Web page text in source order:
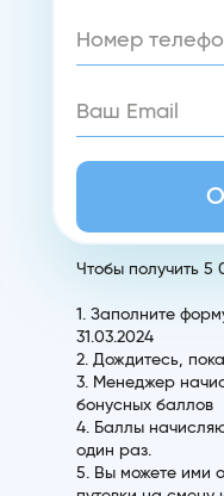
Чтобы получить 5
1. Заполните
31.03.2024
2. Дождитесь,
3. Менеджер
бонусных баллов
4. Баллы
один раз.
5. Вы можете ими